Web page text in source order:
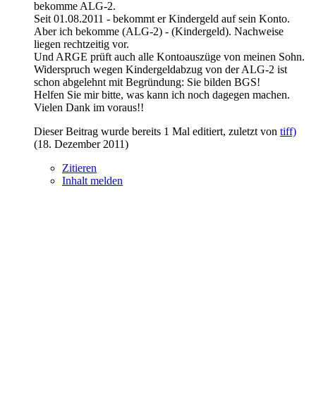
bekomme ALG-2.
Seit 01.08.2011 - bekommt er Kindergeld auf sein Konto.
Aber ich bekomme (ALG-2) - (Kindergeld). Nachweise
liegen rechtzeitig vor.
Und ARGE prüft auch alle Kontoauszüge von meinen Sohn.
Widerspruch wegen Kindergeldabzug von der ALG-2 ist
schon abgelehnt mit Begründung: Sie bilden BGS!
Helfen Sie mir bitte, was kann ich noch dagegen machen.
Vielen Dank im voraus!!
Dieser Beitrag wurde bereits 1 Mal editiert, zuletzt von tiff)
(18. Dezember 2011)
Zitieren
Inhalt melden